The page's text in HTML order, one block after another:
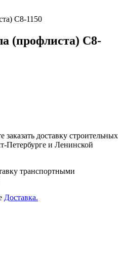
С8-1150
(профлиста) С8-
доставку строительных
Петербурге и Ленинской
транспортными
Доставка.